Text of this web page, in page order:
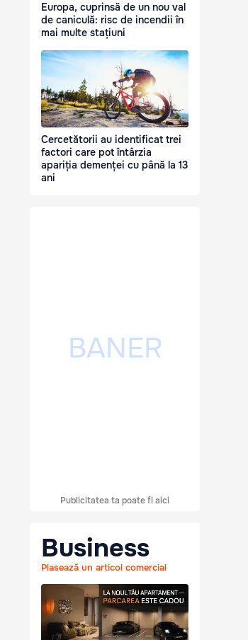
Europa, cuprinsă de un nou val
de caniculă: risc de incendii în
mai multe stațiuni
Cercetătorii au identificat trei
factori care pot întârzia
apariția demenței cu până la 13
ani
Publicitatea ta poate fi aici
Business
Plasează un articol comercial